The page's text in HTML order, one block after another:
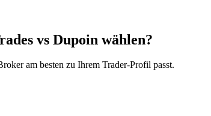
vs Dupoin wählen?
am besten zu Ihrem Trader-Profil passt.